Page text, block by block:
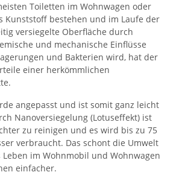
Toiletten im Wohnwagen oder
Kunststoff bestehen und im Laufe der
versiegelte Oberfläche durch
und mechanische Einflüsse
und Bakterien wird, hat der
einer herkömmlichen
angepasst und ist somit ganz leicht
Nanoversiegelung (Lotuseffekt) ist
zu reinigen und es wird bis zu 75
verbraucht. Das schont die Umwelt
im Wohnmobil und Wohnwagen
einfacher.